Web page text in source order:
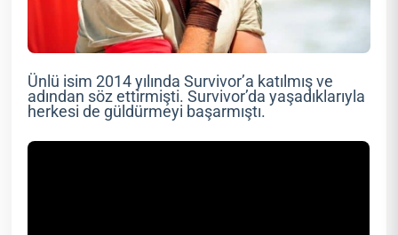
Ünlü isim 2014 yılında Survivor’a katılmış ve
adından söz ettirmişti. Survivor’da yaşadıklarıyla
herkesi de güldürmeyi başarmıştı.